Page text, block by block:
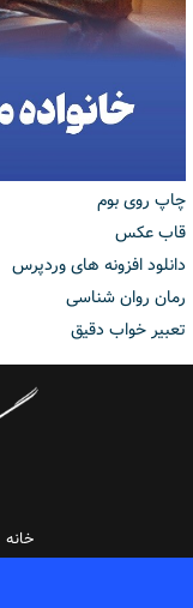
چاپ روی بوم
قاب عکس
دانلود افزونه های وردپرس
رمان روان شناسی
تعبیر خواب دقیق
خانه